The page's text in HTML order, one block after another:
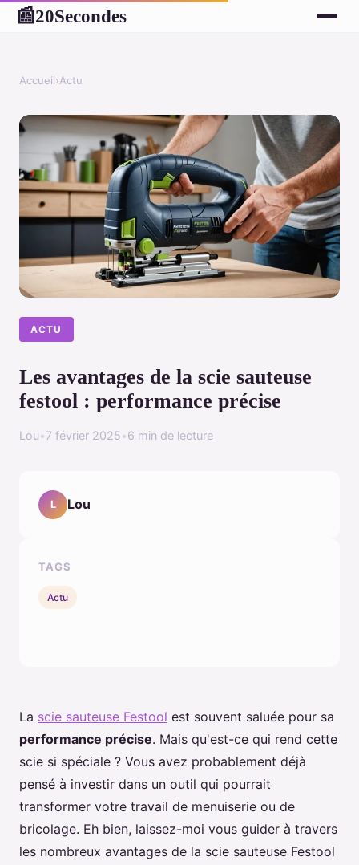
📰20Secondes
Accueil›Actu
ACTU
Les avantages de la scie sauteuse
festool : performance précise
Lou•7 février 2025•6 min de lecture
La scie sauteuse Festool est souvent saluée pour sa
performance précise. Mais qu'est-ce qui rend cette
scie si spéciale ? Vous avez probablement déjà
pensé à investir dans un outil qui pourrait
transformer votre travail de menuiserie ou de
bricolage. Eh bien, laissez-moi vous guider à travers
les nombreux avantages de la scie sauteuse Festool
L Lou
TAGS
Actu